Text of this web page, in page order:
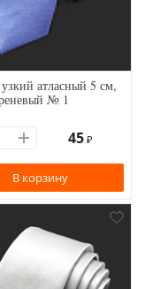
атласный 5 см,
№ 1
45 ₽
В корзину